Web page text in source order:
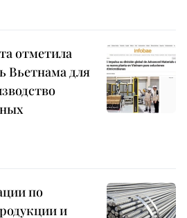
отметила
Вьетнама для
по
и